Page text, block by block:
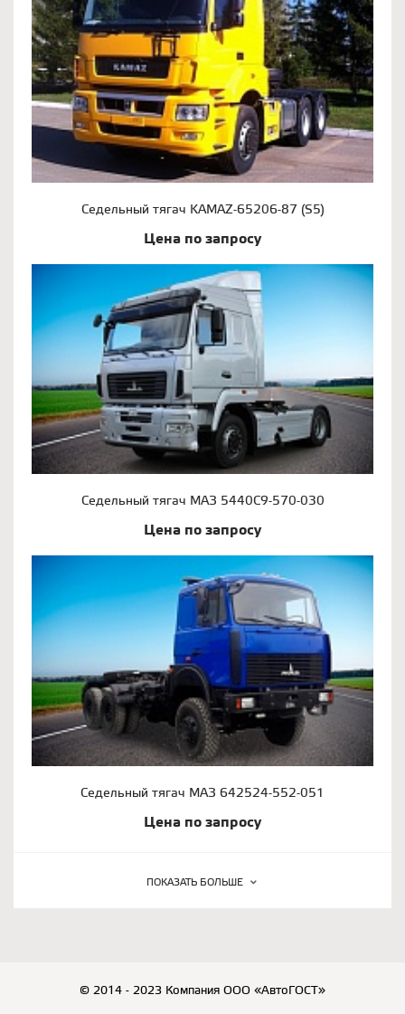
Седельный тягач KAMAZ-65206-87 (S5)
Цена по запросу
Седельный тягач МАЗ 5440С9-570-030
Цена по запросу
Седельный тягач МАЗ 642524-552-051
Цена по запросу
ПОКАЗАТЬ БОЛЬШЕ
© 2014 - 2023 Компания ООО «АвтоГОСТ»